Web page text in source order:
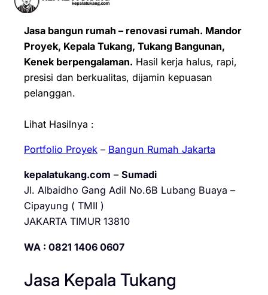
Jasa bangun rumah – renovasi rumah. Mandor
Proyek, Kepala Tukang, Tukang Bangunan,
Kenek berpengalaman. Hasil kerja halus, rapi,
presisi dan berkualitas, dijamin kepuasan
pelanggan.
Lihat Hasilnya :
Portfolio Proyek – Bangun Rumah Jakarta
kepalatukang.com – Sumadi
Jl. Albaidho Gang Adil No.6B Lubang Buaya –
Cipayung ( TMII )
JAKARTA TIMUR 13810
WA : 0821 1406 0607
Jasa Kepala Tukang